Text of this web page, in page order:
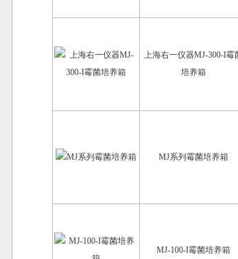
上海右一仪器MJ-300-I霉
培养箱
MJ系列霉菌培养箱
MJ-100-I霉菌培养箱